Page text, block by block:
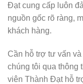
Đạt cung cấp luôn
nguồn gốc rõ ràng,
khách hàng.
Cần hỗ trợ tư vấn
chúng tôi qua thông
viên Thành Đạt hỗ